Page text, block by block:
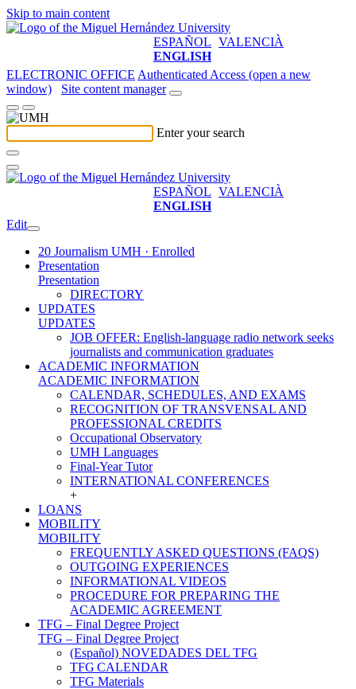
Skip to main content
ESPAÑOL VALENCIÀ
ENGLISH
ELECTRONIC OFFICE Authenticated Access (open a new
window)
Site content manager
Enter your search
ESPAÑOL VALENCIÀ
ENGLISH
Edit
20 Journalism UMH · Enrolled
Presentation
Presentation
DIRECTORY
UPDATES
UPDATES
JOB OFFER: English-language radio network seeks
journalists and communication graduates
ACADEMIC INFORMATION
ACADEMIC INFORMATION
CALENDAR, SCHEDULES, AND EXAMS
RECOGNITION OF TRANSVENSAL AND
PROFESSIONAL CREDITS
Occupational Observatory
UMH Languages
Final-Year Tutor
INTERNATIONAL CONFERENCES
+
LOANS
MOBILITY
MOBILITY
FREQUENTLY ASKED QUESTIONS (FAQS)
OUTGOING EXPERIENCES
INFORMATIONAL VIDEOS
PROCEDURE FOR PREPARING THE
ACADEMIC AGREEMENT
TFG – Final Degree Project
TFG – Final Degree Project
(Español) NOVEDADES DEL TFG
TFG CALENDAR
TFG Materials